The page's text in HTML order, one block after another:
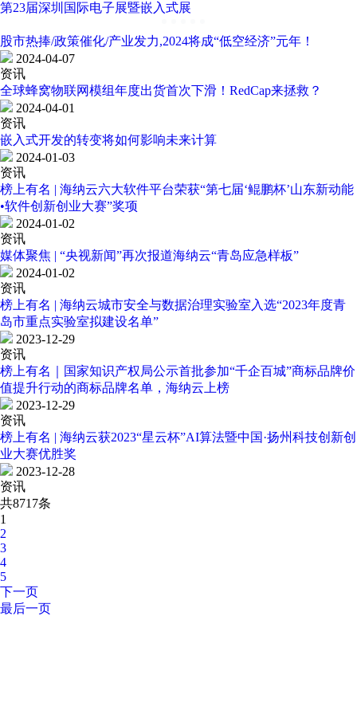
第23届深圳国际电子展暨嵌入式展
股市热捧/政策催化/产业发力,2024将成“低空经济”元年！
2024-04-07
资讯
全球蜂窝物联网模组年度出货首次下滑！RedCap来拯救？
2024-04-01
资讯
嵌入式开发的转变将如何影响未来计算
2024-01-03
资讯
榜上有名 | 海纳云六大软件平台荣获“第七届‘鲲鹏杯’山东新动能
•软件创新创业大赛”奖项
2024-01-02
资讯
媒体聚焦 | “央视新闻”再次报道海纳云“青岛应急样板”
2024-01-02
资讯
榜上有名 | 海纳云城市安全与数据治理实验室入选“2023年度青
岛市重点实验室拟建设名单”
2023-12-29
资讯
榜上有名｜国家知识产权局公示首批参加“千企百城”商标品牌价
值提升行动的商标品牌名单，海纳云上榜
2023-12-29
资讯
榜上有名 | 海纳云获2023“星云杯”AI算法暨中国·扬州科技创新创
业大赛优胜奖
2023-12-28
资讯
共8717条
1
2
3
4
5
下一页
最后一页